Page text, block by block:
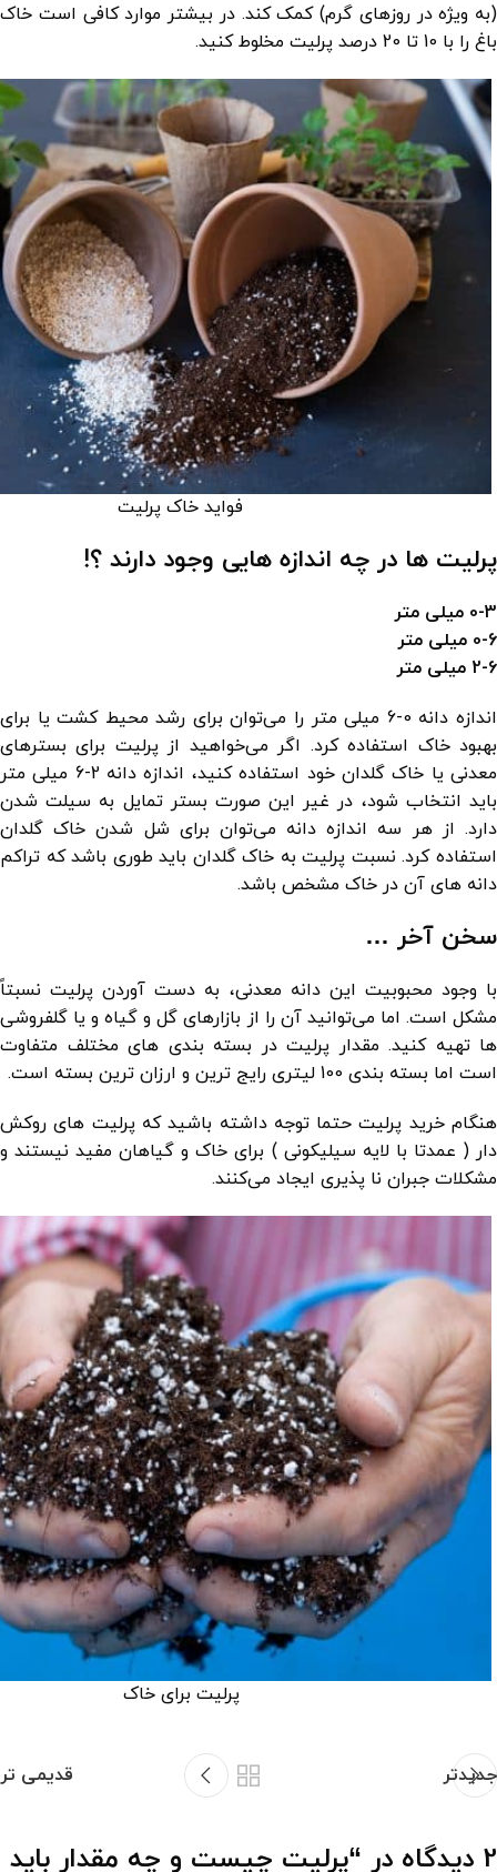
(به ویژه در روزهای گرم) کمک کند. در بیشتر موارد کافی است خاک
باغ را با 10 تا 20 درصد پرلیت مخلوط کنید.
فواید خاک پرلیت
پرلیت ها در چه اندازه هایی وجود دارند ؟!
0-3 میلی متر
0-6 میلی متر
2-6 میلی متر
اندازه دانه 0-6 میلی متر را می‌توان برای رشد محیط کشت یا برای
بهبود خاک استفاده کرد. اگر می‌خواهید از پرلیت برای بسترهای
معدنی یا خاک گلدان خود استفاده کنید، اندازه دانه 2-6 میلی متر
باید انتخاب شود، در غیر این صورت بستر تمایل به سیلت شدن
دارد. از هر سه اندازه دانه می‌توان برای شل شدن خاک گلدان
استفاده کرد. نسبت پرلیت به خاک گلدان باید طوری باشد که تراکم
دانه های آن در خاک مشخص باشد.
سخن آخر …
با وجود محبوبیت این دانه معدنی، به دست آوردن پرلیت نسبتاً
مشکل است. اما می‌توانید آن را از بازارهای گل و گیاه و یا گلفروشی
ها تهیه کنید. مقدار پرلیت در بسته بندی های مختلف متفاوت
است اما بسته بندی 100 لیتری رایج ترین و ارزان ترین بسته است.
هنگام خرید پرلیت حتما توجه داشته باشید که پرلیت های روکش
دار ( عمدتا با لایه سیلیکونی ) برای خاک و گیاهان مفید نیستند و
مشکلات جبران نا پذیری ایجاد می‌کنند.
پرلیت برای خاک
جدیدتر قدیمی تر
2 دیدگاه در “ پرلیت چیست و چه مقدار باید